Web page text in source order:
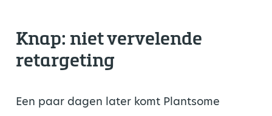
Knap: niet vervelende
retargeting
Een paar dagen later komt Plantsome